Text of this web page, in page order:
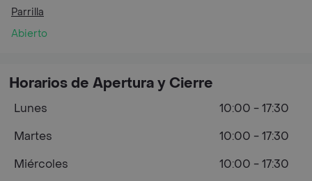
Parrilla
Abierto
Horarios de Apertura y Cierre
Lunes
10:00 - 17:30
Martes
10:00 - 17:30
Miércoles
10:00 - 17:30